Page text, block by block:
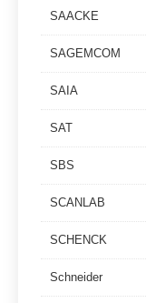
SAACKE
SAGEMCOM
SAIA
SAT
SBS
SCANLAB
SCHENCK
Schneider